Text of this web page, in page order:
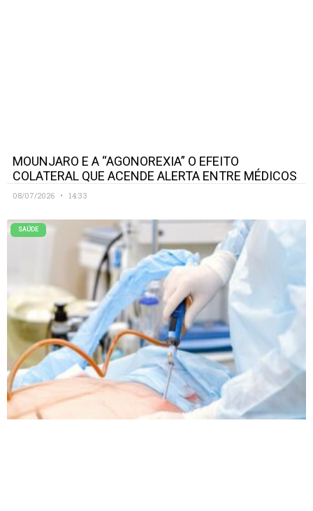
MOUNJARO E A “AGONOREXIA” O EFEITO
COLATERAL QUE ACENDE ALERTA ENTRE MÉDICOS
08/07/2026 14:33
SAÚDE